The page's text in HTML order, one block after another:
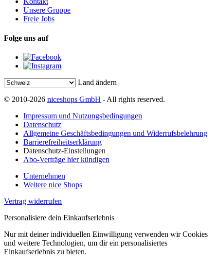
Unsere Gruppe
Freie Jobs
Folge uns auf
Land ändern
© 2010-2026 niceshops GmbH - All rights reserved.
Impressum und Nutzungsbedingungen
Datenschutz
Allgemeine Geschäftsbedingungen und Widerrufsbelehrung
Barrierefreiheitserklärung
Datenschutz-Einstellungen
Abo-Verträge hier kündigen
Unternehmen
Weitere nice Shops
Vertrag widerrufen
Personalisiere dein Einkaufserlebnis
Nur mit deiner individuellen Einwilligung verwenden wir Cookies
und weitere Technologien, um dir ein personalisiertes
Einkaufserlebnis zu bieten.